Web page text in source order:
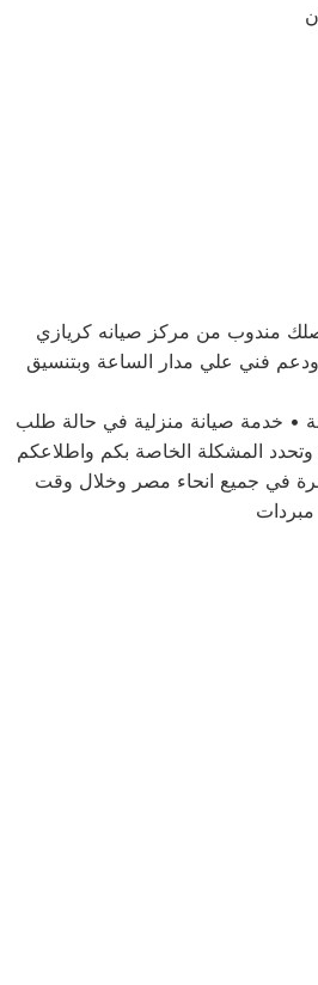
علي جهازك كريازي حلوان فضلاً اتصل بخدمة صيانة اعطال كريازي حلوان علي الخط الساخن 01220261030 يصلك مندوب من مركز صيانه كريازي
فني علي مدار الساعة وبتنسيق
حلوان لديه تعاقد مع جميع وكلاء الاجهزة الكهربية والالكترونية في مصر • فريق مخصص للرد علي استفساركم وطلباتكم علي مدار 24 ساعة • خدمة صيانة منزلية في حالة طلب
المشكلة الخاصة بكم واطلاعكم
في جميع انحاء مصر وخلال وقت